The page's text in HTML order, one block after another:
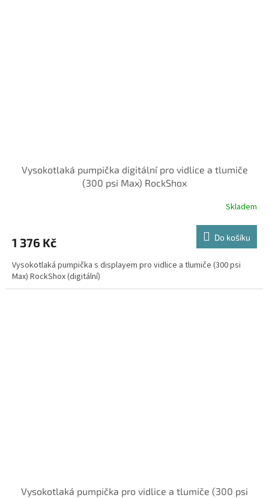
Vysokotlaká pumpička digitální pro vidlice a tlumiče
(300 psi Max) RockShox
Skladem
1 376 Kč Do košíku
Vysokotlaká pumpička s displayem pro vidlice a tlumiče (300 psi
Max) RockShox (digitální)
Vysokotlaká pumpička pro vidlice a tlumiče (300 psi